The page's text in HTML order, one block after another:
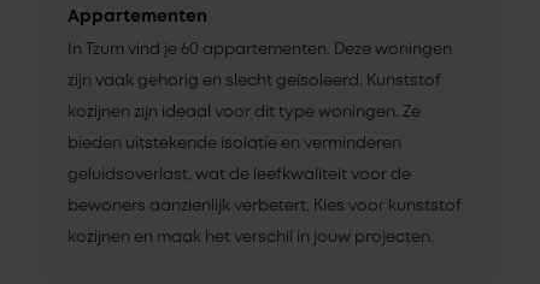
Appartementen
In Tzum vind je 60 appartementen. Deze woningen
zijn vaak gehorig en slecht geïsoleerd. Kunststof
kozijnen zijn ideaal voor dit type woningen. Ze
bieden uitstekende isolatie en verminderen
geluidsoverlast, wat de leefkwaliteit voor de
bewoners aanzienlijk verbetert. Kies voor kunststof
kozijnen en maak het verschil in jouw projecten.